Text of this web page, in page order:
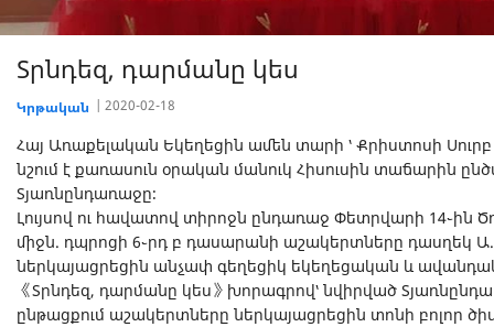
Տրնդեզ, դարմանը կես
Կրթական 2020-02-18
Հայ Առաքելական Եկեղեցին ամեն տարի ՝ Քրիստոսի
նշում է քառասուն օրական մանուկ Հիսուսին տաճարին
Տյառնընդառաջը։
Լույսով ու հավատով տիրոջն ընդառաջ Փետրվարի 14֊ին
միջն. դպրոցի 6֊րդ բ դասարանի աշակերտները դասղեկ
ներկայացրեցին անչափ գեղեցիկ եկեղեցական և
《Տրնդեզ, դարմանը կես》խորագրով՝ նվիրված
ընթացքում աշակերտները ներկայացրեցին տոնի բոլոր